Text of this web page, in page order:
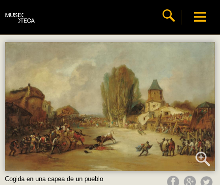
Cogida en una capea de un pueblo